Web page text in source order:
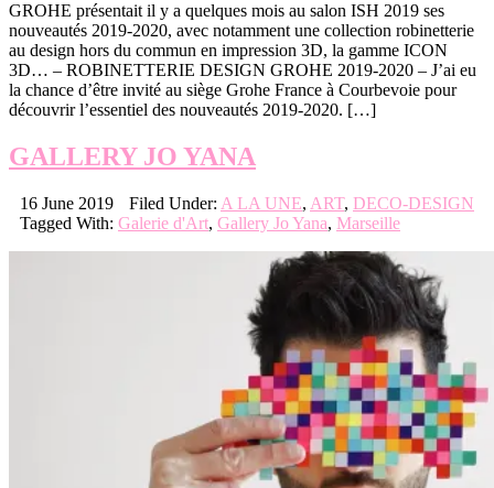
GROHE présentait il y a quelques mois au salon ISH 2019 ses
nouveautés 2019-2020, avec notamment une collection robinetterie
au design hors du commun en impression 3D, la gamme ICON
3D… – ROBINETTERIE DESIGN GROHE 2019-2020 – J’ai eu
la chance d’être invité au siège Grohe France à Courbevoie pour
découvrir l’essentiel des nouveautés 2019-2020. […]
GALLERY JO YANA
16 June 2019 Filed Under: A LA UNE, ART, DECO-DESIGN
Tagged With: Galerie d'Art, Gallery Jo Yana, Marseille